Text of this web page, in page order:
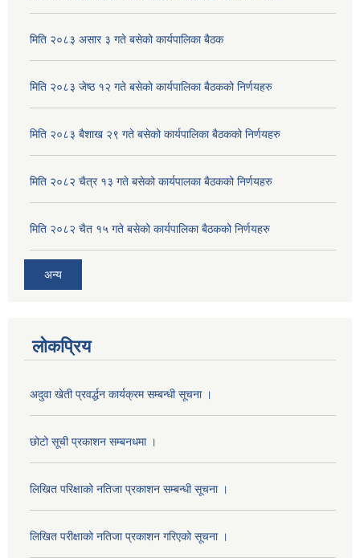
मिति २०८३ असार ३ गते बसेको कार्यपालिका बैठक
मिति २०८३ जेष्ठ १२ गते बसेको कार्यपालिका बैठकको निर्णयहरु
मिति २०८३ बैशाख २९ गते बसेको कार्यपालिका बैठकको निर्णयहरु
मिति २०८२ चैत्र १३ गते बसेको कार्यपालका बैठकको निर्णयहरु
मिति २०८२ चैत १५ गते बसेको कार्यपालिका बैठकको निर्णयहरु
अन्य
लोकप्रिय
अदुवा खेती प्रवर्द्धन कार्यक्रम सम्बन्धी सूचना ।
छोटो सूची प्रकाशन सम्बनधमा ।
लिखित परिक्षाको नतिजा प्रकाशन सम्बन्धी सूचना ।
लिखित परीक्षाको नतिजा प्रकाशन गरिएको सूचना ।